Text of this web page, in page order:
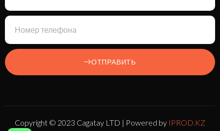
ОТПРАВИТЬ
Copyright © 2023 Cagatay LTD | Powered by IPROD.KZ